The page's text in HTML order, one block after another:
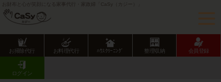
お財布と心が笑顔になる家事代行・家政婦「CaSy（カジー）」
お掃除代行 お料理代行 ﾊｳｽｸﾘｰﾆﾝｸﾞ 整理収納 会員登録
ログイン
CaSy TOP
お客様の声･口コミ詳細